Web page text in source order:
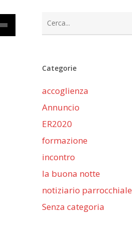
Categorie
accoglienza
Annuncio
ER2020
formazione
incontro
la buona notte
notiziario parrocchiale
Senza categoria